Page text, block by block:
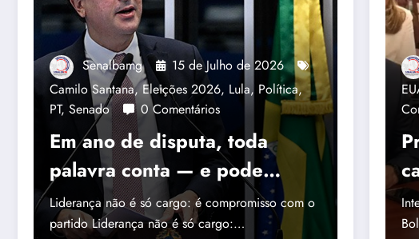
Senalbamg
15 de Julho de 2026
Camilo Santana,Eleições 2026, Lula, Política,
PT, Senado 0 Comentários
Em ano de disputa, toda
palavra conta — e pode
atrapalhar
Liderança não é só cargo: é compromisso com o
partido Liderança não é só cargo:…